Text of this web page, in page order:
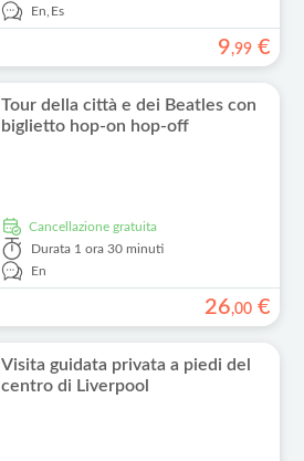
En,Es
9,99 €
Tour della città e dei Beatles con
biglietto hop-on hop-off
Cancellazione gratuita
Durata 1 ora 30 minuti
En
26,00 €
Visita guidata privata a piedi del
centro di Liverpool